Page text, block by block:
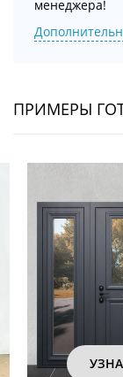
менеджера!
ПРИМЕРЫ
УЗНАТЬ